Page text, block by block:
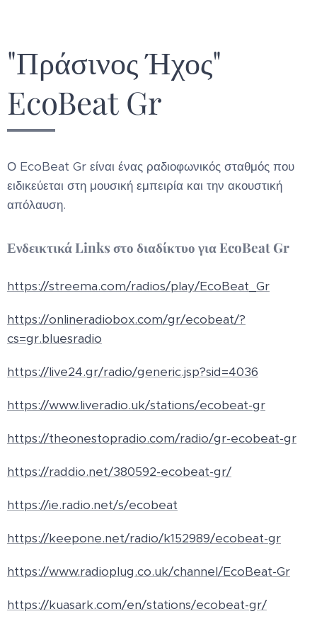
"Πράσινος Ήχος"
EcoBeat Gr
Ο EcoBeat Gr είναι ένας ραδιοφωνικός σταθμός που
ειδικεύεται στη μουσική εμπειρία και την ακουστική
απόλαυση.
Ενδεικτικά Links στο διαδίκτυο για EcoBeat Gr
https://streema.com/radios/play/EcoBeat_Gr
https://onlineradiobox.com/gr/ecobeat/?
cs=gr.bluesradio
https://live24.gr/radio/generic.jsp?sid=4036
https://www.liveradio.uk/stations/ecobeat-gr
https://theonestopradio.com/radio/gr-ecobeat-gr
https://raddio.net/380592-ecobeat-gr/
https://ie.radio.net/s/ecobeat
https://keepone.net/radio/k152989/ecobeat-gr
https://www.radioplug.co.uk/channel/EcoBeat-Gr
https://kuasark.com/en/stations/ecobeat-gr/